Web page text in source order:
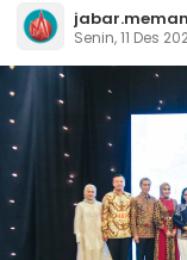
Senin, 11 Des